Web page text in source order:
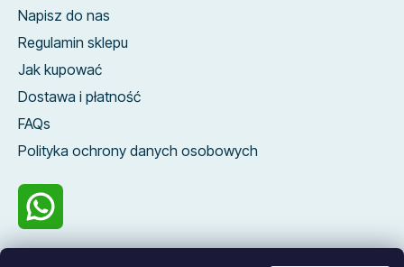
Napisz do nas
Regulamin sklepu
Jak kupować
Dostawa i płatność
FAQs
Polityka ochrony danych osobowych